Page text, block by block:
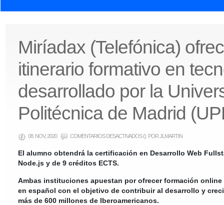
Miríadax (Telefónica)
itinerario formativo en
desarrollado por la
Politécnica de Madrid
08. NOV, 2020 COMENTARIOS DESACTIVADOSEN
MIRÍADAX
OFRECE
EL
EN
TECNOLOGÍA
DESARROLLADO
LA
() POR JLMARTIN
El alumno obtendrá la certificación en Desarrollo Web
Node.js y de 9 créditos ECTS.
Ambas instituciones apuestan por ofrecer formación
en español con el objetivo de contribuir al desarrollo y
más de 600 millones de Iberoamericanos.